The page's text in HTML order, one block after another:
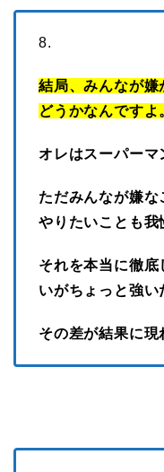
8.
結局、みんなが
どうかなんですよ
オレはスーパーマ
ただみんなが嫌
やりたいことも我
それを本当に徹
いがちょっと強い
その差が結果に現